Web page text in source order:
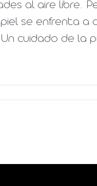
al aire libre.
se enfrenta a
cuidado de la